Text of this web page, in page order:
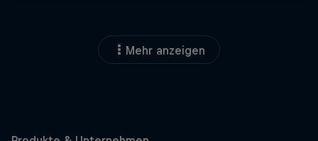
Mehr anzeigen